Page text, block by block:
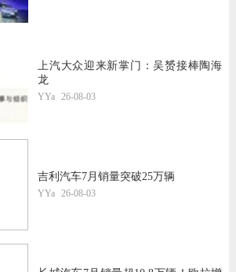
上汽大众迎来新掌门：吴赟接棒陶海
龙
YYa 26-08-03
吉利汽车7月销量突破25万辆
YYa 26-08-03